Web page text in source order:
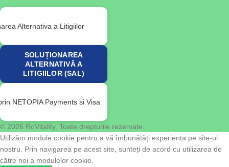
SOLUȚIONAREA
ALTERNATIVĂ A
LITIGIILOR (SAL)
© 2026 RoVitality. Toate drepturile rezervate.
Utilizăm module cookie pentru a vă îmbunătăți experiența pe site-ul
nostru. Prin navigarea pe acest site, sunteți de acord cu utilizarea de
către noi a modulelor cookie.